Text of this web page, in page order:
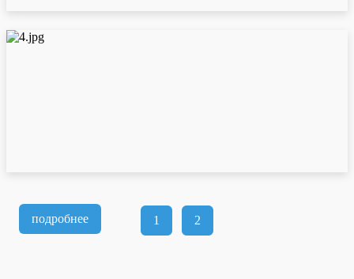
1 2
подробнее